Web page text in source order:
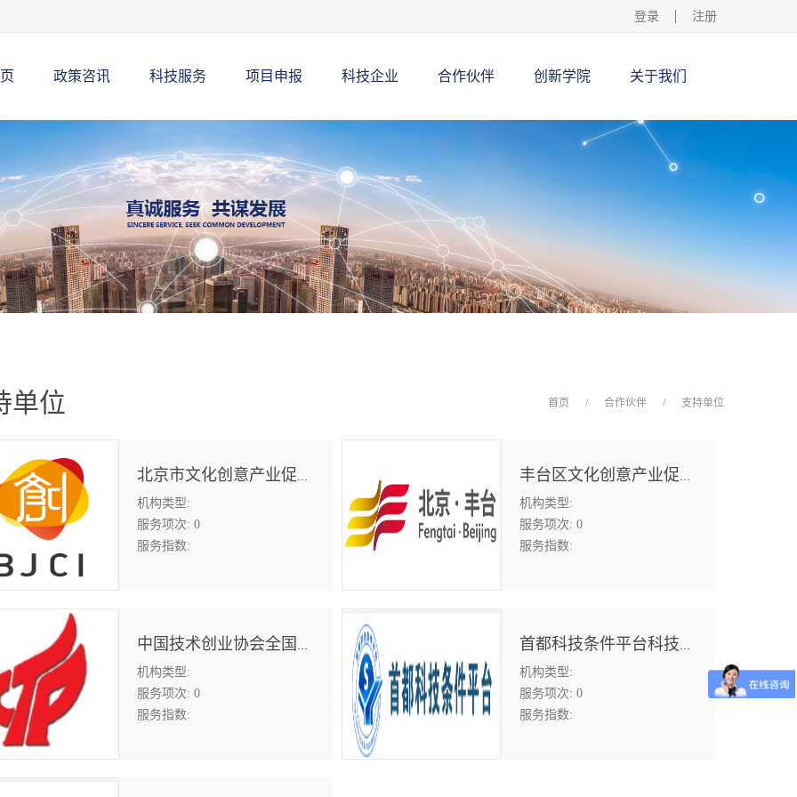
登录 注册
政策咨讯 科技服务 项目申报 科技企业 合作伙伴 创新学院 关于我们
首页 / 合作伙伴 / 支持单位
单位
北京市文化创意产业促进中心
机构类型:
服务项次: 0
服务指数:
丰台区文化创意产业促进中心
机构类型:
服务项次: 0
服务指数:
中国技术创业协会全国孵化联盟
机构类型:
服务项次: 0
服务指数:
首都科技条件平台科技金融领域中心
机构类型:
服务项次: 0
服务指数: